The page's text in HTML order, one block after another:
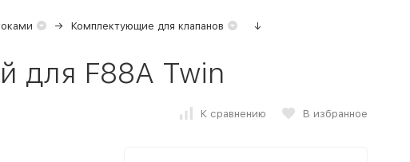
Комплектующие для клапанов ↓
для F88A Twin
К сравнению В избранное